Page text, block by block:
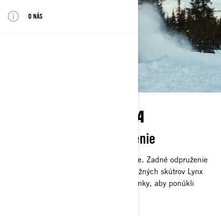
O NÁS
TOP JAZDNÁ KVALITA
Bezkonkurenčné odpruženie
Odpruženie Lynx je koncept sám o sebe. Zadné odpruženie
PPS³ a predné odpruženie LFS+ u snežných skútrov Lynx
trail sú navrhnuté pre severské podmienky, aby ponúkli